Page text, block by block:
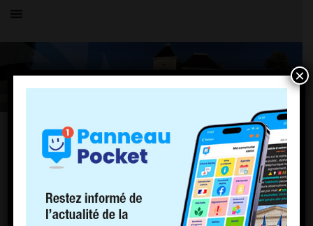
Toutes les actualités
LE VILLAGE
Application PanneauPocket
13 mars 2023
×